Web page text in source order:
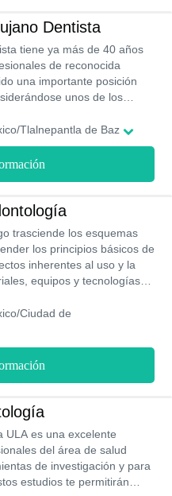
Dentista
tiene ya más de 40 años
de reconocida
una importante posición
unos de los
nombres para la
con la misma y a que en la
bajo un efectivo sistema en
Los estudiantes tienen
comprobarlos por sí
Tlalnepantla de Baz
trasciende los esquemas
los principios básicos de
inherentes al uso y la
equipos y tecnologías
como privados.
Ciudad de
ULA es una excelente
del área de salud
de investigación y para
estudios te permitirán